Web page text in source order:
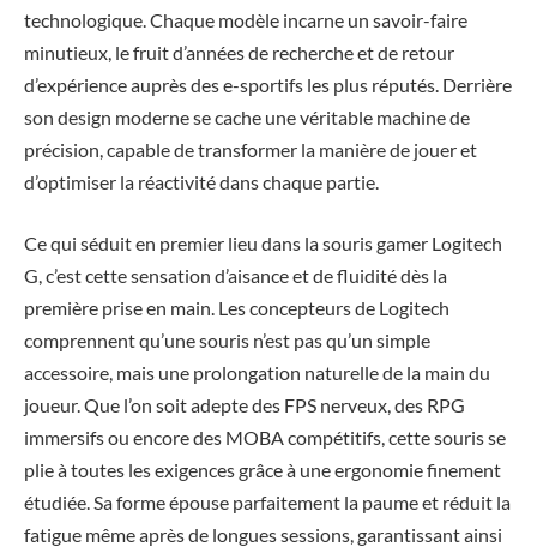
technologique. Chaque modèle incarne un savoir-faire
minutieux, le fruit d’années de recherche et de retour
d’expérience auprès des e-sportifs les plus réputés. Derrière
son design moderne se cache une véritable machine de
précision, capable de transformer la manière de jouer et
d’optimiser la réactivité dans chaque partie.
Ce qui séduit en premier lieu dans la souris gamer Logitech
G, c’est cette sensation d’aisance et de fluidité dès la
première prise en main. Les concepteurs de Logitech
comprennent qu’une souris n’est pas qu’un simple
accessoire, mais une prolongation naturelle de la main du
joueur. Que l’on soit adepte des FPS nerveux, des RPG
immersifs ou encore des MOBA compétitifs, cette souris se
plie à toutes les exigences grâce à une ergonomie finement
étudiée. Sa forme épouse parfaitement la paume et réduit la
fatigue même après de longues sessions, garantissant ainsi